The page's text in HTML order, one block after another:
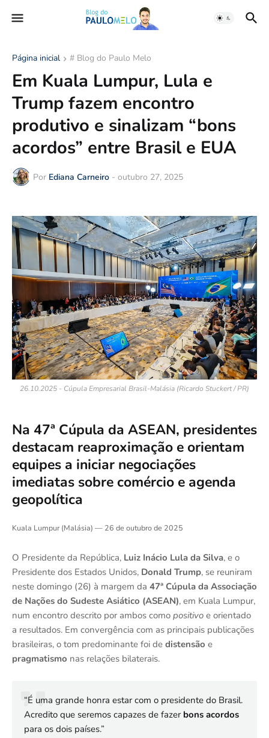
Página inicial # Blog do Paulo Melo
Em Kuala Lumpur, Lula e
Trump fazem encontro
produtivo e sinalizam “bons
acordos” entre Brasil e EUA
Por Ediana Carneiro - outubro 27, 2025
26.10.2025 - Cúpula Empresarial Brasil-Malásia (Ricardo Stuckert / PR)
Na 47ª Cúpula da ASEAN, presidentes
destacam reaproximação e orientam
equipes a iniciar negociações
imediatas sobre comércio e agenda
geopolítica
Kuala Lumpur (Malásia) — 26 de outubro de 2025
O Presidente da República, Luiz Inácio Lula da Silva, e o
Presidente dos Estados Unidos, Donald Trump, se reuniram
neste domingo (26) à margem da 47ª Cúpula da Associação
de Nações do Sudeste Asiático (ASEAN), em Kuala Lumpur,
num encontro descrito por ambos como positivo e orientado
a resultados. Em convergência com as principais publicações
brasileiras, o tom predominante foi de distensão e
pragmatismo nas relações bilaterais.
“É uma grande honra estar com o presidente do Brasil.
Acredito que seremos capazes de fazer bons acordos
para os dois países.”